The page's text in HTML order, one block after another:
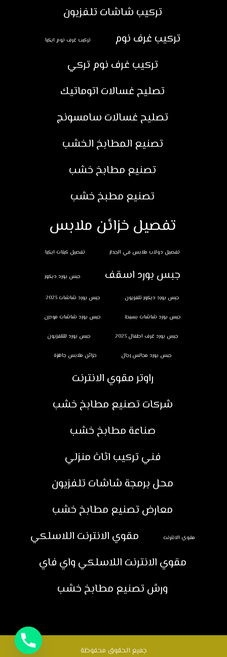
تركيب شاشات تلفزيون
تركيب غرف نوم
تركيب غرف نوم ايكيا
تركيب غرف نوم تركي
تصليح غسالات اتوماتيك
تصليح غسالات سامسونج
تصنيع المطابخ الخشب
تصنيع مطابخ خشب
تصنيع مطبخ خشب
تفصيل خزائن ملابس
تفصيل دولاب ملابس في الجدار تفصيل كبتات ايكيا
جبس بورد اسقف جبس بورد ديكور
جبس بورد ديكور تلفزيون جبس بورد شاشات 2023
جبس بورد شاشات بسيط جبس بورد شاشات مودرن
جبس بورد غرف اطفال 2023 جبس بورد للتلفزيون
جبس بورد مجالس رجال خزائن ملابس جاهزة
راوتر مقوي الانترنت
شركات تصنيع مطابخ خشب
صناعة مطابخ خشب
فني تركيب اثاث منزلي
محل برمجة شاشات تلفزيون
معارض تصنيع مطابخ خشب
مقوي الانترنت
مقوي الانترنت اللاسلكي
مقوي الانترنت اللاسلكي واي فاي
ورش تصنيع مطابخ خشب
جميع الحقوق محفوظة